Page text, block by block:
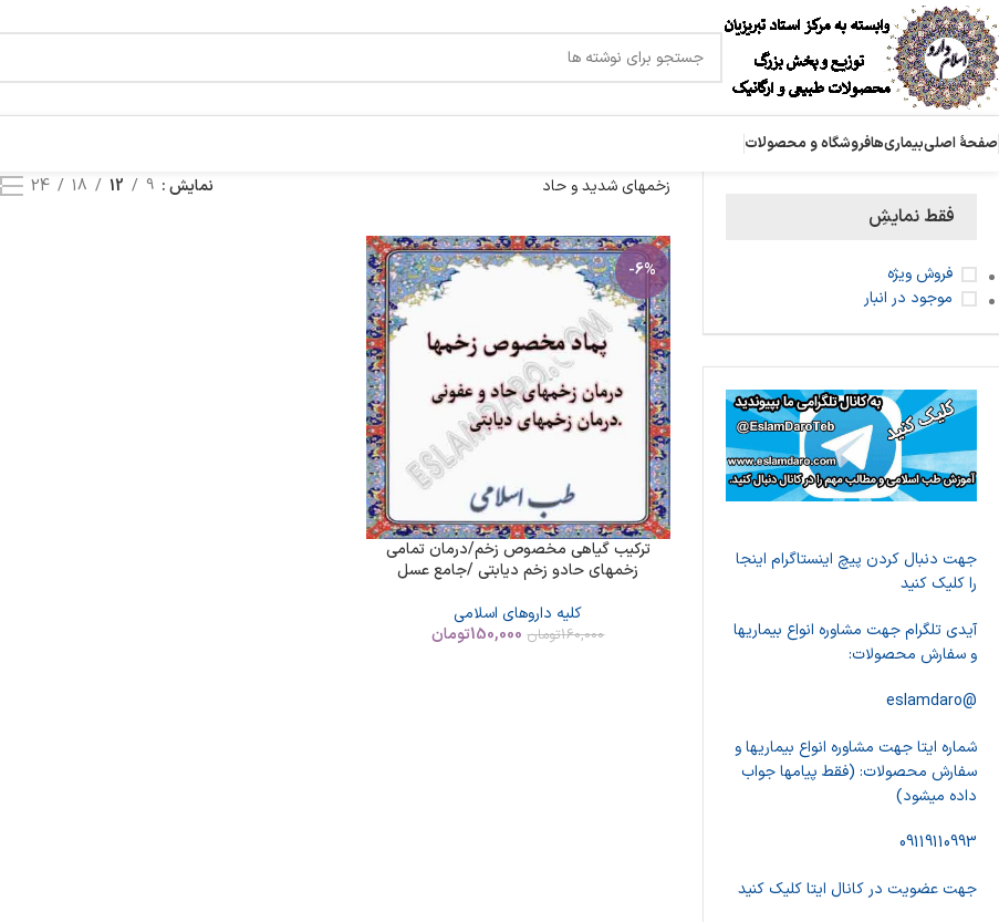
صفحۀ اصلیبیماری‌هافروشگاه و محصولات
فقط نمایشِ
فروش ویژه
موجود در انبار
جهت دنبال کردن پیچ اینستاگرام اینجا
را کلیک کنید
آیدی تلگرام جهت مشاوره انواع بیماریها
و سفارش محصولات:
@eslamdaro
شماره ایتا جهت مشاوره انواع بیماریها و
سفارش محصولات: (فقط پیامها جواب
داده میشود)
09119110993
جهت عضویت در کانال ایتا کلیک کنید
زخمهای شدید و حاد نمایش 9
12
18
24
-6%
ترکیب گیاهی مخصوص زخم/درمان تمامی
زخمهای حادو زخم دیابتی /جامع عسل
کلیه داروهای اسلامی
160,000تومان 150,000تومان